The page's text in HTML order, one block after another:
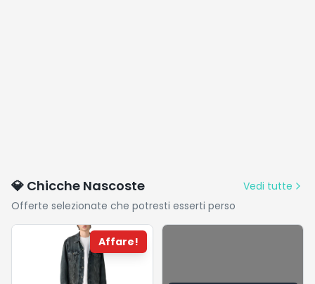
💎 Chicche Nascoste
Vedi tutte
Offerte selezionate che potresti esserti perso
Affare!